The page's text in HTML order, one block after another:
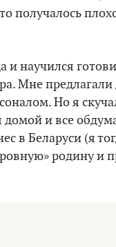
получалось
научился
Мне предлагали
Но я
домой и все
в Беларуси (я
родину и